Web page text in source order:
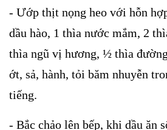
- Ướp thịt nọng heo với hỗn
dầu hào, 1 thìa nước mắm, 2
thìa ngũ vị hương, ½ thìa
ớt, sả, hành, tỏi băm nhuyễn
tiếng.
- Bắc chảo lên bếp, khi dầu ăn